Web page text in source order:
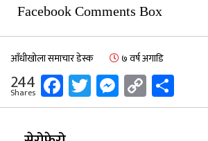
Facebook Comments Box
आँधीखोला समाचार डेस्क ७ वर्ष अगाडि
244
Shares Facebook
Twitter
Messenger
Copy
Link